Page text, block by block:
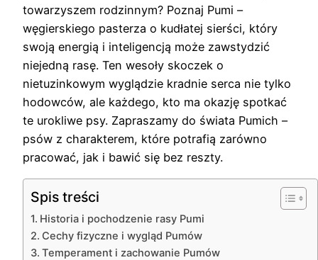
towarzyszem rodzinnym? Poznaj Pumi –
węgierskiego pasterza o kudłatej sierści, który
swoją energią i inteligencją może zawstydzić
niejedną rasę. Ten wesoły skoczek o
nietuzinkowym wyglądzie kradnie serca nie tylko
hodowców, ale każdego, kto ma okazję spotkać
te urokliwe psy. Zapraszamy do świata Pumich –
psów z charakterem, które potrafią zarówno
pracować, jak i bawić się bez reszty.
Spis treści
Historia i pochodzenie rasy Pumi
Cechy fizyczne i wygląd Pumów
Temperament i zachowanie Pumów